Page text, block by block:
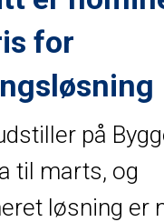
for
på
til marts, og
løsning er